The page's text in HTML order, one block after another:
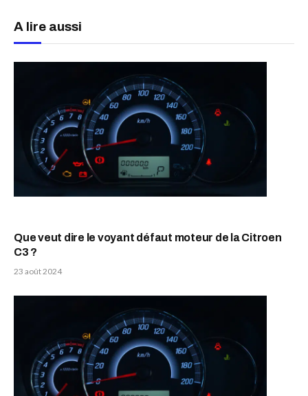
A lire aussi
Que veut dire le voyant défaut moteur de la Citroen
C3 ?
23 août 2024